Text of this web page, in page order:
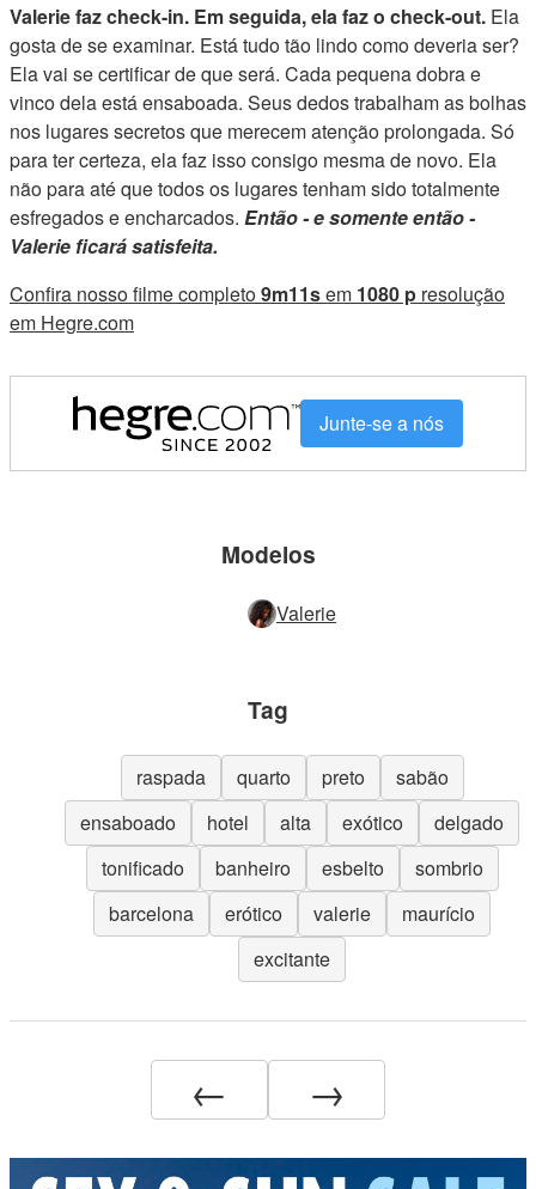
Valerie faz check-in. Em seguida, ela faz o check-out. Ela
gosta de se examinar. Está tudo tão lindo como deveria ser?
Ela vai se certificar de que será. Cada pequena dobra e
vinco dela está ensaboada. Seus dedos trabalham as bolhas
nos lugares secretos que merecem atenção prolongada. Só
para ter certeza, ela faz isso consigo mesma de novo. Ela
não para até que todos os lugares tenham sido totalmente
esfregados e encharcados. Então - e somente então -
Valerie ficará satisfeita.
Confira nosso filme completo9m11sem 1080 p resolução
em Hegre.com
Junte-se a nós
Modelos
Valerie
Tag
raspada quarto preto
sabão
ensaboado
hotel alta exótico
delgado
tonificado
banheiro esbelto
sombrio
barcelona
erótico valerie
maurício
excitante
← →